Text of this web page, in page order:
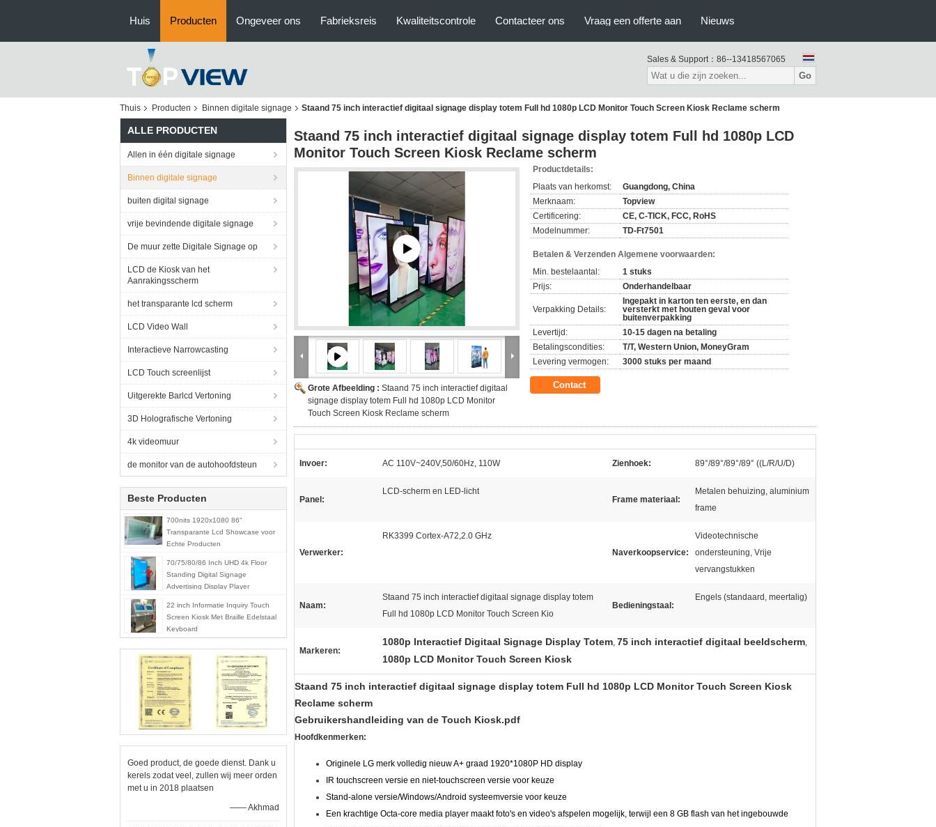
Huis Producten Ongeveer ons Fabrieksreis Kwaliteitscontrole Contacteer ons Vraag een offerte aan Nieuws
Sales & Support： 86--13418567065
Go
Thuis Producten Binnen digitale signage Staand 75 inch interactief digitaal signage display totem Full hd 1080p LCD Monitor Touch Screen Kiosk Reclame scherm
ALLE PRODUCTEN
Allen in één digitale signage
Binnen digitale signage
buiten digital signage
vrije bevindende digitale signage
De muur zette Digitale Signage op
LCD de Kiosk van het
Aanrakingsscherm
het transparante lcd scherm
LCD Video Wall
Interactieve Narrowcasting
LCD Touch screenlijst
Uitgerekte Barlcd Vertoning
3D Holografische Vertoning
4k videomuur
de monitor van de autohoofdsteun
Beste Producten
700nits 1920x1080 86“
Transparante Lcd Showcase voor
Echte Producten
70/75/80/86 Inch UHD 4k Floor
Standing Digital Signage
Advertising Display Player
22 inch Informatie Inquiry Touch
Screen Kiosk Met Braille Edelstaal
Keyboard
Goed product, de goede dienst. Dank u
kerels zodat veel, zullen wij meer orden
met u in 2018 plaatsen
—— Akhmad
Staand 75 inch interactief digitaal signage display totem Full hd 1080p LCD
Monitor Touch Screen Kiosk Reclame scherm
Grote Afbeelding : Staand 75 inch interactief digitaal
signage display totem Full hd 1080p LCD Monitor
Touch Screen Kiosk Reclame scherm
Productdetails:
Plaats van herkomst:
Guangdong, China
Merknaam:
Topview
Certificering:
CE, C-TICK, FCC, RoHS
Modelnummer:
TD-Ft7501
Betalen & Verzenden Algemene voorwaarden:
Min. bestelaantal:
1 stuks
Prijs:
Onderhandelbaar
Verpakking Details:
Ingepakt in karton ten eerste, en dan
versterkt met houten geval voor
buitenverpakking
Levertijd:
10-15 dagen na betaling
Betalingscondities:
T/T, Western Union, MoneyGram
Levering vermogen:
3000 stuks per maand
Contact
Invoer: AC 110V~240V,50/60Hz, 110W Zienhoek: 89°/89°/89°/89° ((L/R/U/D)
Panel:
LCD-scherm en LED-licht
Frame materiaal:
Metalen behuizing, aluminium
frame
Verwerker:
RK3399 Cortex-A72,2.0 GHz
Naverkoopservice:
Videotechnische
ondersteuning, Vrije
vervangstukken
Naam:
Staand 75 inch interactief digitaal signage display totem
Full hd 1080p LCD Monitor Touch Screen Kio
Bedieningstaal:
Engels (standaard, meertalig)
Markeren:
1080p Interactief Digitaal Signage Display Totem, 75 inch interactief digitaal beeldscherm,
1080p LCD Monitor Touch Screen Kiosk
Staand 75 inch interactief digitaal signage display totem Full hd 1080p LCD Monitor Touch Screen Kiosk
Reclame scherm
Gebruikershandleiding van de Touch Kiosk.pdf
Hoofdkenmerken:
Originele LG merk volledig nieuw A+ graad 1920*1080P HD display
IR touchscreen versie en niet-touchscreen versie voor keuze
Stand-alone versie/Windows/Android systeemversie voor keuze
Een krachtige Octa-core media player maakt foto's en video's afspelen mogelijk, terwijl een 8 GB flash van het ingebouwde